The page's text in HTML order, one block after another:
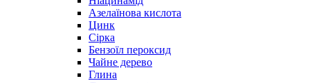
Азелаїнова кислота
Цинк
Сірка
Бензоїл пероксид
Чайне дерево
Глина